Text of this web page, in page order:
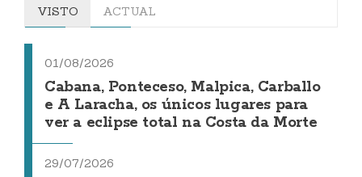
VISTO ACTUAL
01/08/2026
Cabana, Ponteceso, Malpica, Carballo
e A Laracha, os únicos lugares para
ver a eclipse total na Costa da Morte
29/07/2026